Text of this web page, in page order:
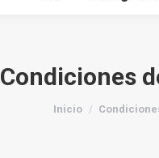
Condiciones
Estás aquí:
Inicio